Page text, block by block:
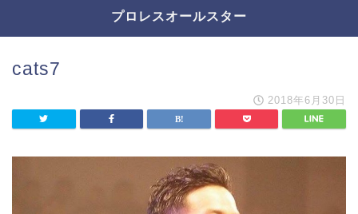
プロレスオールスター
cats7
2018年6月30日